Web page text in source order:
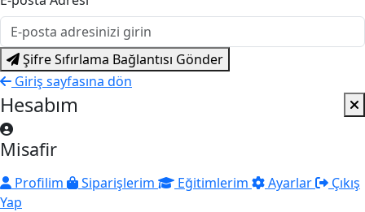
Şifre Sıfırlama Bağlantısı Gönder
Giriş sayfasına dön
Hesabım
Misafir
Profilim Siparişlerim Eğitimlerim Ayarlar
Çıkış
Yap